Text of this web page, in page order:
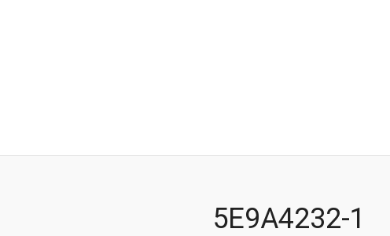
5E9A4232-1